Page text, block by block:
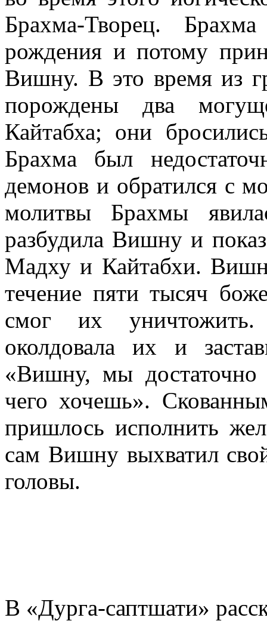
Брахма-Творец.
рождения и потому
Вишну. В это время из
порождены два
Кайтабха; они
Брахма был
демонов и обратился с
молитвы Брахмы
разбудила Вишну и
Мадху и Кайтабхи.
течение пяти тысяч
смог их
околдовала их и
«Вишну, мы
чего хочешь».
пришлось исполнить
сам Вишну выхватил
головы.
В «Дурга-саптшати»